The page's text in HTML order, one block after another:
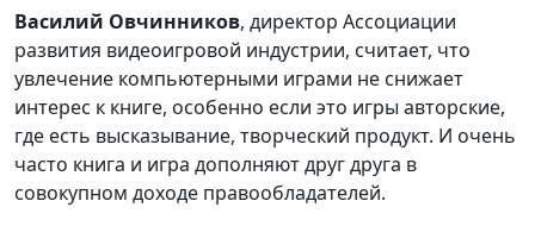
Василий Овчинников, директор Ассоциации
развития видеоигровой индустрии, считает, что
увлечение компьютерными играми не снижает
интерес к книге, особенно если это игры авторские,
где есть высказывание, творческий продукт. И очень
часто книга и игра дополняют друг друга в
совокупном доходе правообладателей.